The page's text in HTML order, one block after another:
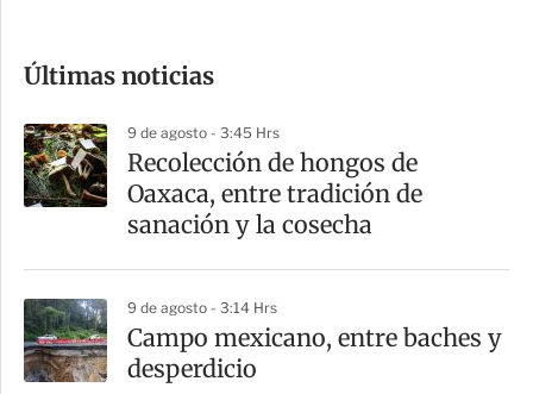
m
a
r
t
Últimas noticias
9 de agosto - 3:45 Hrs
Recolección de hongos de
Oaxaca, entre tradición de
sanación y la cosecha
9 de agosto - 3:14 Hrs
Campo mexicano, entre baches y
desperdicio